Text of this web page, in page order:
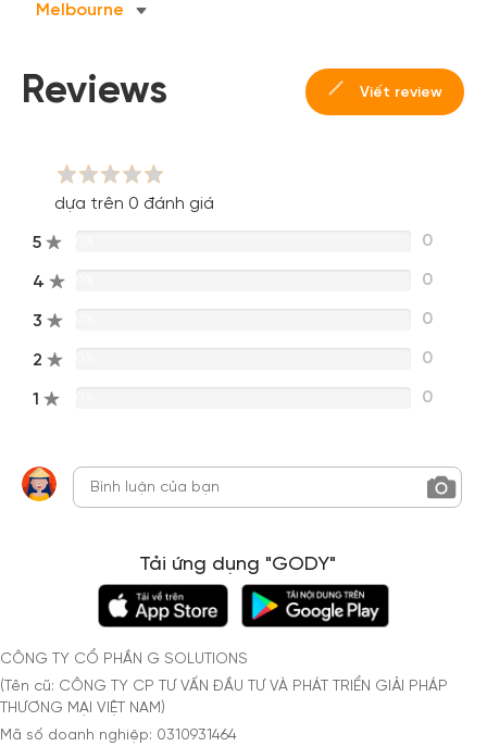
Melbourne
Reviews Viết review
dựa trên 0 đánh giá
5 0
4 0
3 0
2 0
1 0
Tải ứng dụng "GODY"
CÔNG TY CỔ PHẦN G SOLUTIONS
(Tên cũ: CÔNG TY CP TƯ VẤN ĐẦU TƯ VÀ PHÁT TRIỂN GIẢI PHÁP
THƯƠNG MẠI VIỆT NAM)
Mã số doanh nghiệp: 0310931464
Hoặc đăng nhập bằng
Đăng nhập Google